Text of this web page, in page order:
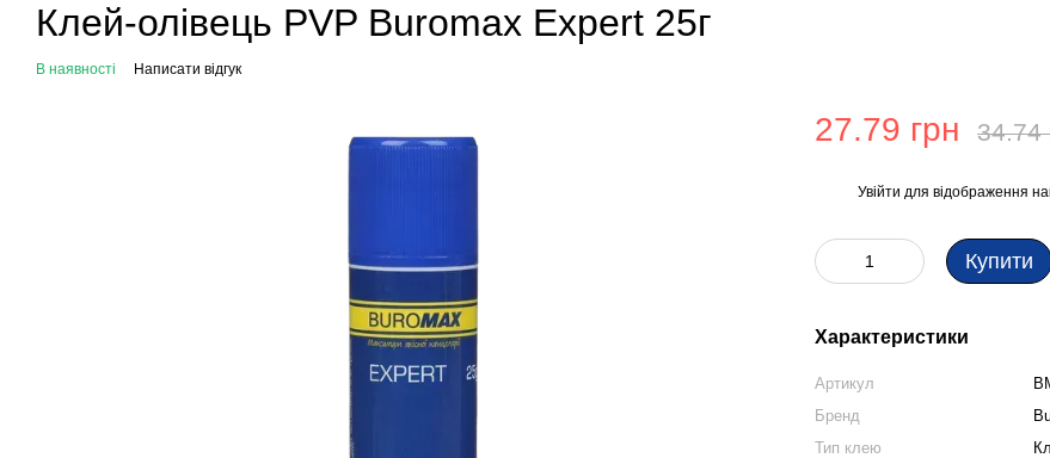
Клей-олівець PVP Buromax Expert 25г
В наявності Написати відгук
27.79 грн 34.74
Увійти для відображення
Купити
Характеристики
Артикул
Бренд
Тип клею